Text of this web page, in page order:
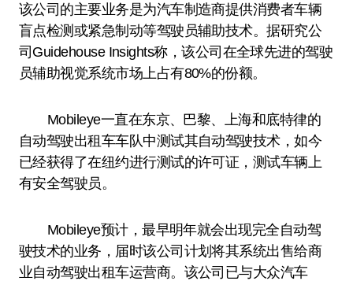
该公司的主要业务是为汽车制造商提供消费者车辆
盲点检测或紧急制动等驾驶员辅助技术。据研究公
司Guidehouse Insights称，该公司在全球先进的驾驶
员辅助视觉系统市场上占有80%的份额。
Mobileye一直在东京、巴黎、上海和底特律的
自动驾驶出租车车队中测试其自动驾驶技术，如今
已经获得了在纽约进行测试的许可证，测试车辆上
有安全驾驶员。
Mobileye预计，最早明年就会出现完全自动驾
驶技术的业务，届时该公司计划将其系统出售给商
业自动驾驶出租车运营商。该公司已与大众汽车